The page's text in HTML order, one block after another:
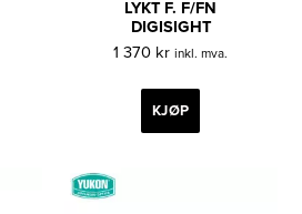
LYKT F. F/FN
DIGISIGHT
1 370 kr inkl. mva.
KJØP